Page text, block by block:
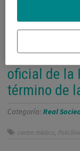
Policlínica
acuerdo
oficial de la
término de
Categoría: Real
centro médico,